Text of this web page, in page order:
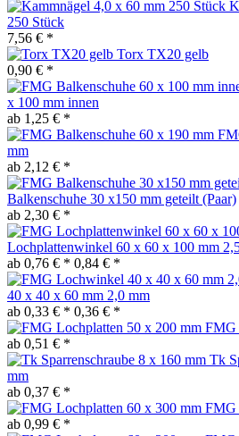
250 Stück
7,56 € *
Torx TX20 gelb
0,90 € *
x 100 mm innen
ab 1,25 € *
mm
ab 2,12 € *
Balkenschuhe 30 x150 mm geteilt (Paar)
ab 2,30 € *
Lochplattenwinkel 60 x 60 x 100 mm
ab 0,76 € * 0,84 € *
40 x 40 x 60 mm 2,0 mm
ab 0,33 € * 0,36 € *
FMG
ab 0,51 € *
Tk
mm
ab 0,37 € *
FMG
ab 0,99 € *